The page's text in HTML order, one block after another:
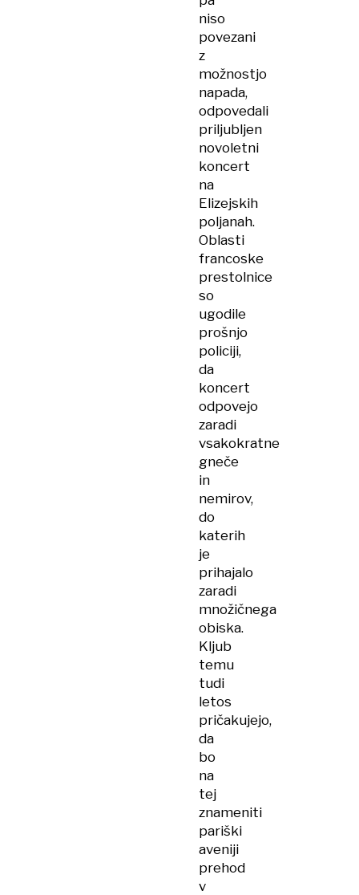
niso
povezani
z
možnostjo
napada,
odpovedali
priljubljen
novoletni
koncert
na
Elizejskih
poljanah.
Oblasti
francoske
prestolnice
so
ugodile
prošnjo
policiji,
da
koncert
odpovejo
zaradi
vsakokratne
gneče
in
nemirov,
do
katerih
je
prihajalo
zaradi
množičnega
obiska.
Kljub
temu
tudi
letos
pričakujejo,
da
bo
na
tej
znameniti
pariški
aveniji
prehod
v